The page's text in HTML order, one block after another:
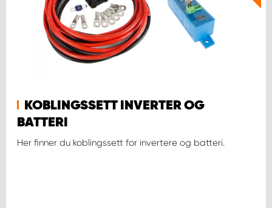
KOBLINGSSETT INVERTER OG
BATTERI
Her finner du koblingssett for invertere og batteri.